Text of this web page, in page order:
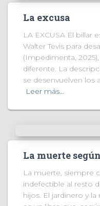
La excusa
LA EXCUSA El billar
Walter Tevis para
(Impedimenta,
diferente. La
se desenvuelven los
Leer más…
La muerte
La muerte, siempre
indefectible al resto
hijos. El jardinero y